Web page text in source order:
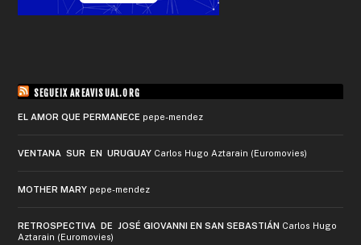
SEGUEIX AREAVISUAL.ORG
EL AMOR QUE PERMANECE pepe-mendez
VENTANA SUR EN URUGUAY Carlos Hugo Aztarain (Euromovies)
MOTHER MARY pepe-mendez
RETROSPECTIVA DE JOSÉ GIOVANNI EN SAN SEBASTIÁN Carlos Hugo
Aztarain (Euromovies)